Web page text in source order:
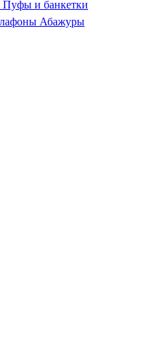
Пуфы и банкетки
Абажуры